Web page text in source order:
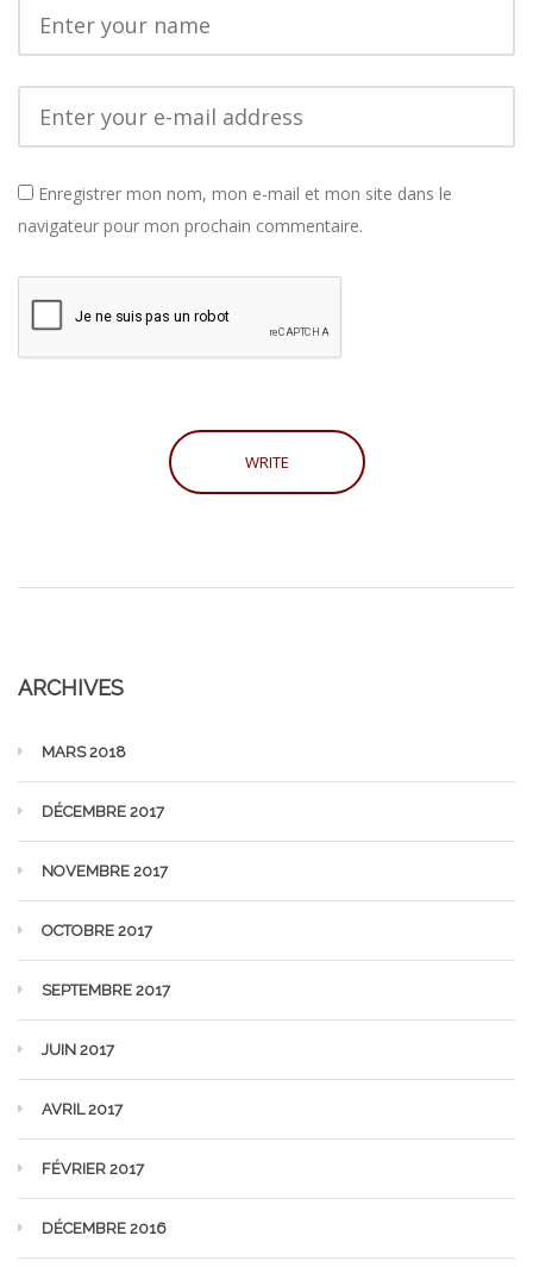
Enregistrer mon nom, mon e-mail et mon site dans le
navigateur pour mon prochain commentaire.
ARCHIVES
MARS 2018
DÉCEMBRE 2017
NOVEMBRE 2017
OCTOBRE 2017
SEPTEMBRE 2017
JUIN 2017
AVRIL 2017
FÉVRIER 2017
DÉCEMBRE 2016